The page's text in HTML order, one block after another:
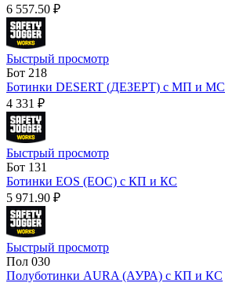
6 557.50 ₽
Быстрый просмотр
Бот 218
Ботинки DESERT (ДЕЗЕРТ) с МП и МС
4 331 ₽
Быстрый просмотр
Бот 131
Ботинки EOS (ЕОС) с КП и КС
5 971.90 ₽
Быстрый просмотр
Пол 030
Полуботинки AURA (АУРА) с КП и КС